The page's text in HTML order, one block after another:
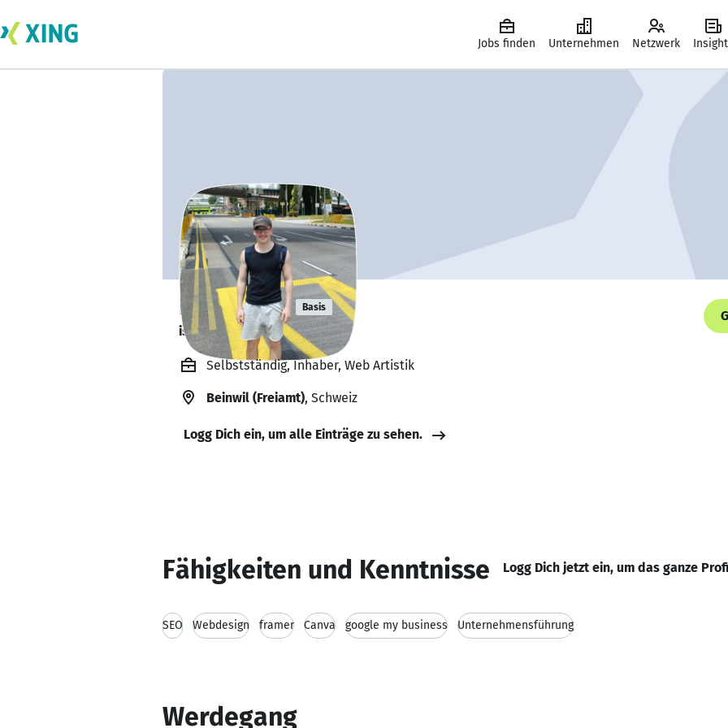
Jobs finden Unternehmen Netzwerk
Lukas Früh Basis
ist offen für Projekte. 🔎
Selbstständig, Inhaber, Web Artistik
Beinwil (Freiamt), Schweiz
Logg Dich ein, um alle Einträge zu sehen.
Fähigkeiten und Kenntnisse Logg Dich jetzt ein, um das ganze
SEO Webdesign framer Canva google my business Unternehmensführung
Werdegang